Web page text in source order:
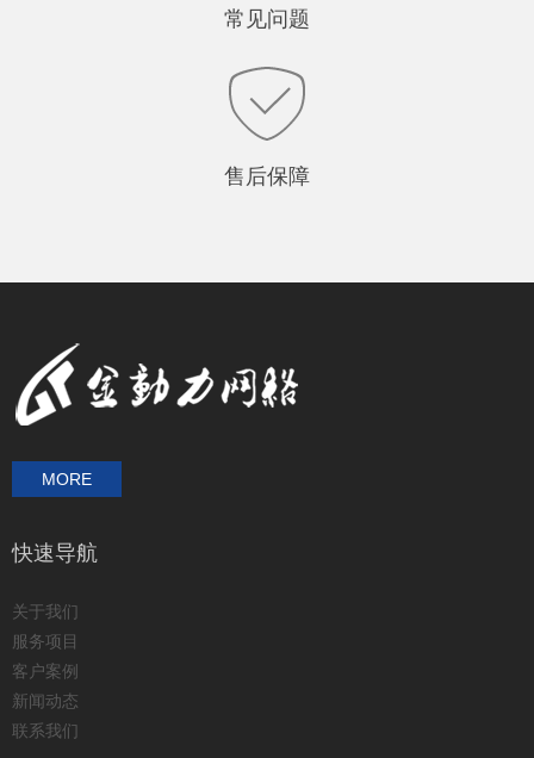
常见问题
售后保障
MORE
快速导航
关于我们
服务项目
客户案例
新闻动态
联系我们